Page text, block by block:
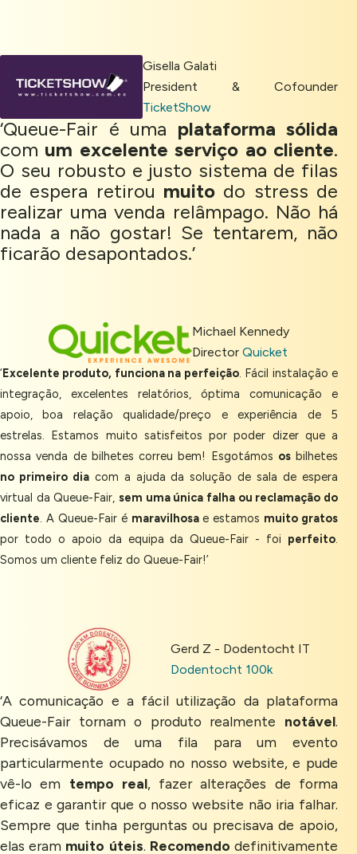
Gisella Galati
President & Cofounder
TicketShow
‘Queue-Fair é uma plataforma sólida
com um excelente serviço ao cliente.
O seu robusto e justo sistema de filas
de espera retirou muito do stress de
realizar uma venda relâmpago. Não há
nada a não gostar! Se tentarem, não
ficarão desapontados.’
Michael Kennedy
Director Quicket
‘Excelente produto, funciona na perfeição. Fácil instalação e
integração, excelentes relatórios, óptima comunicação e
apoio, boa relação qualidade/preço e experiência de 5
estrelas. Estamos muito satisfeitos por poder dizer que a
nossa venda de bilhetes correu bem! Esgotámos osbilhetes
no primeiro diacom a ajuda da solução de sala de espera
virtual da Queue-Fair, sem uma única falha ou reclamação do
cliente. A Queue-Fair é maravilhosae estamos muito gratos
por todo o apoio da equipa da Queue-Fair - foi perfeito.
Somos um cliente feliz do Queue-Fair!’
Gerd Z - Dodentocht IT
Dodentocht 100k
‘A comunicação e a fácil utilização da plataforma
Queue-Fair tornam o produto realmente notável.
Precisávamos de uma fila para um evento
particularmente ocupado no nosso website, e pude
vê-lo em tempo real, fazer alterações de forma
eficaz e garantir que o nosso website não iria falhar.
Sempre que tinha perguntas ou precisava de apoio,
elas eram muito úteis. Recomendo definitivamente